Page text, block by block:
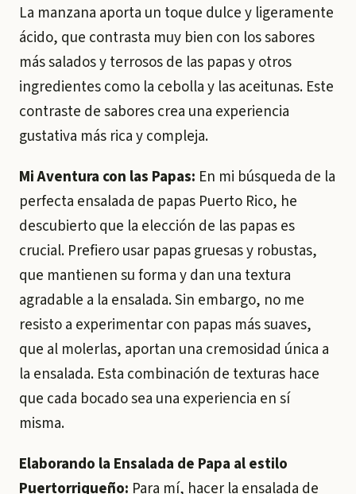
La manzana aporta un toque dulce y ligeramente
ácido, que contrasta muy bien con los sabores
más salados y terrosos de las papas y otros
ingredientes como la cebolla y las aceitunas. Este
contraste de sabores crea una experiencia
gustativa más rica y compleja.
Mi Aventura con las Papas: En mi búsqueda de la
perfecta ensalada de papas Puerto Rico, he
descubierto que la elección de las papas es
crucial. Prefiero usar papas gruesas y robustas,
que mantienen su forma y dan una textura
agradable a la ensalada. Sin embargo, no me
resisto a experimentar con papas más suaves,
que al molerlas, aportan una cremosidad única a
la ensalada. Esta combinación de texturas hace
que cada bocado sea una experiencia en sí
misma.
Elaborando la Ensalada de Papa al estilo
Puertorriqueño: Para mí, hacer la ensalada de